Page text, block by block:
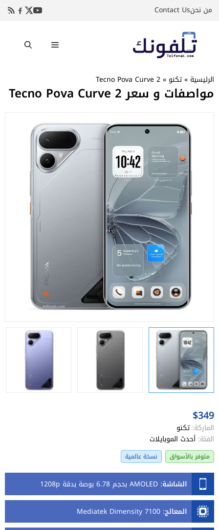
إلىمن نحنContact Us
القائمة
الرئيسية »تكنو »
Tecno Pova Curve 2
مواصفات و سعر Tecno Pova Curve 2
$349
الماركة: تكنو
الفئة: أحدث الموبايلات
متوفر بالأسواق نسخة عالمية
الشاشة: AMOLED بحجم 6.78 بوصة بدقة 1208p
المعالج:
Mediatek Dimensity 7100